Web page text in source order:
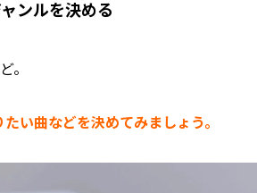
ンルを決める
。
い曲などを決めてみましょう。